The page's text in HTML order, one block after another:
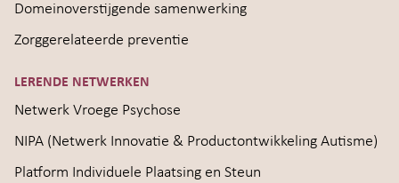
Domeinoverstijgende samenwerking
Zorggerelateerde preventie
LERENDE NETWERKEN
Netwerk Vroege Psychose
NIPA (Netwerk Innovatie & Productontwikkeling Autisme)
Platform Individuele Plaatsing en Steun